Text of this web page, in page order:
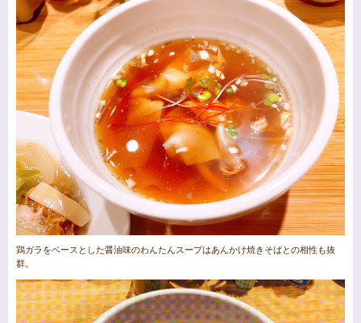
鶏ガラをベースとした醤油味のわんたんスープはあんかけ焼きそばとの相性も抜
群。